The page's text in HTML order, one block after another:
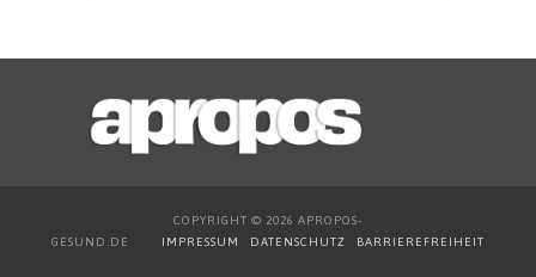
COPYRIGHT © 2026 APROPOS-
GESUND.DE IMPRESSUM DATENSCHUTZ BARRIEREFREIHEIT